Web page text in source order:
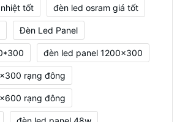
tốt đèn led osram giá tốt
Đèn Led Panel
đèn led panel 1200x300
rạng đông
rạng đông